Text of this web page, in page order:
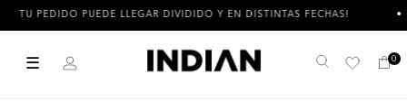
PEDIDO PUEDE LLEGAR DIVIDIDO Y EN DISTINTAS FECHAS!
☰ Buscar 0